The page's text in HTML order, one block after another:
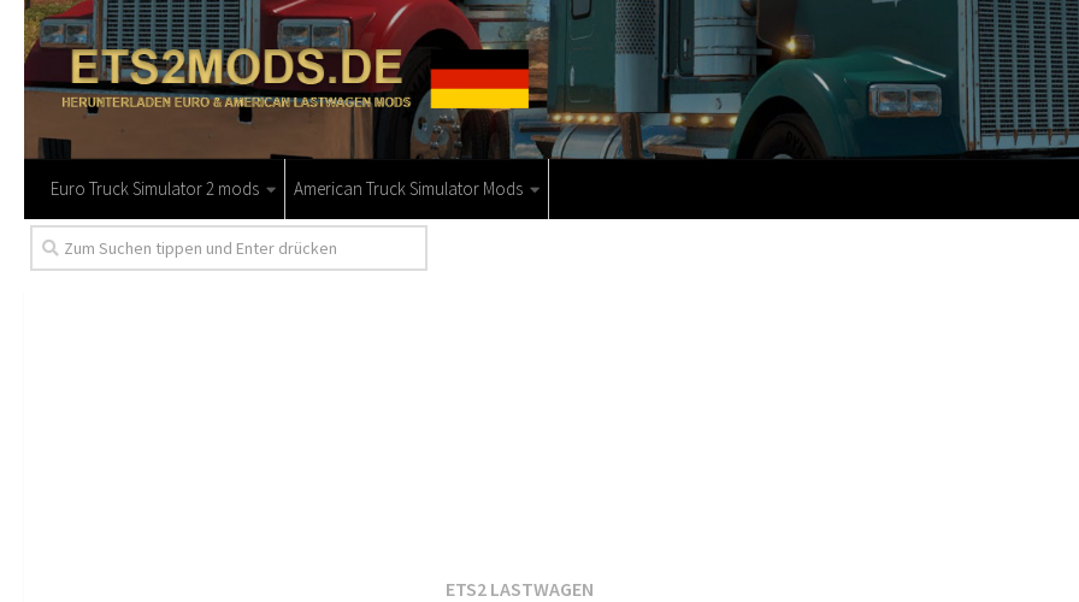
Euro Truck Simulator 2 mods American Truck Simulator Mods
ETS2 LASTWAGEN